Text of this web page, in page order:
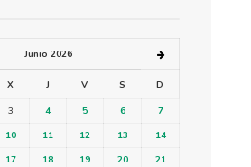
Junio 2026
X J V S D
3 4 5 6
7
10 11 12 13
14
17 18 19 20
21